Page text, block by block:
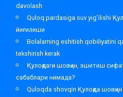
davolash
Quloq pardasiga suv yig’ilishi
йиғилиши
Bolalarning eshitish qobiliyatini
tekshirish kerak
Қулоқдаги шовқин, эшитиш
сабаблари нимада?
Quloqda shovqin Қулоқда шовқин